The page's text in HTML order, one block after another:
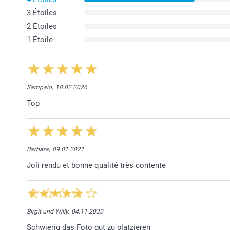
3 Étoiles
2 Étoiles
1 Étoile
Sampaio, 18.02.2026
Top
Barbara, 09.01.2021
Joli rendu et bonne qualité très contente
Birgit und Willy, 04.11.2020
Schwierig das Foto gut zu platzieren